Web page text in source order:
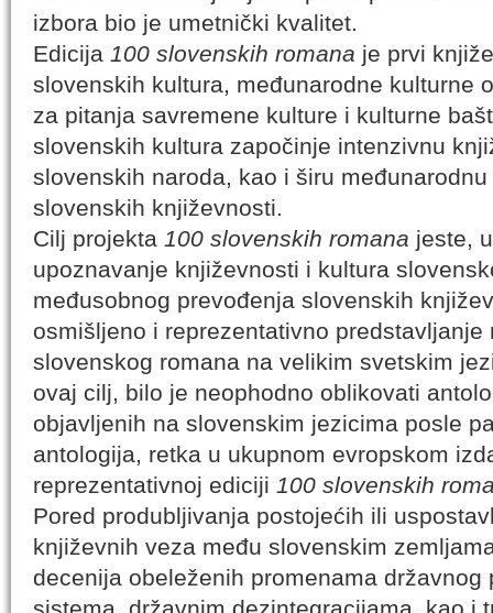
izbora bio je umetnički kvalitet.
Edicija 100 slovenskih romana je prvi
slovenskih kultura, međunarodne kulturne
za pitanja savremene kulture i kulturne
slovenskih kultura započinje intenzivnu
slovenskih naroda, kao i širu
slovenskih književnosti.
Cilj projekta 100 slovenskih romana jeste,
upoznavanje književnosti i kultura
međusobnog prevođenja slovenskih
osmišljeno i reprezentativno
slovenskog romana na velikim svetskim
ovaj cilj, bilo je neophodno oblikovati
objavljenih na slovenskim jezicima posle
antologija, retka u ukupnom evropskom
reprezentativnoj ediciji 100 slovenskih
Pored produbljivanja postojećih ili
književnih veza među slovenskim
decenija obeleženih promenama državnog